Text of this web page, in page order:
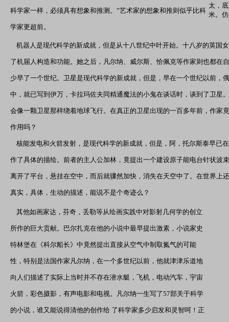
科学家一样，必须具有想象和推测。”艺术家的想象和推则似乎比科
学家更超前。
太，
米。
机器人是现代科学的新成就，但是从十八世纪中叶开始。十八岁的英国
了机届人构造和功能。她之后，凡尔纳、威尔斯、恰佩克等作家则也都在
少早了一个世纪。卫星是现代科学的新成就，但是，早在一个世纪以前，
中，就已写到伊万，卡拉玛佐夫同精通魔法的小鬼在谈话时，谈到了卫星
会像一颗卫星那样绕着地球飞行。在真正的卫星出现的一百多年前，作家
作用吗？
核能发电和火箭发射，是现代科学的新成就，但是，阿，托尔斯泰早已
作了具体的描绘。前者的主人公加林，竟提出一个建设原子能电台针状波
离开了平台，悬挂在空中，而后就骤然加快，消失在天空中了。在世界上
真实，具体，生动的描述，能说不是个奇迹么？
其他如画家达，芬奇，丢勒等从绘画实践中对影射几何学的创立
所作的巨大贡献。巴尔扎克在他的小说中最早提出激素，小说家史
特林堡在《科尔船长》中竟然提出直接从空气中制取氮气的可能
性，特别是法国作家凡尔纳，在一个多世纪以前，他就津津乐道地
向人们描述了实际上当时并不存在潜水艇，飞机，电动汽车，宇宙
火箭，彩色摄影，有声电影和电视。凡尔纳一生写了57部关于科学
的小说，谁又能说得清他的创作给 了科学家多少启发和灵智呵！正